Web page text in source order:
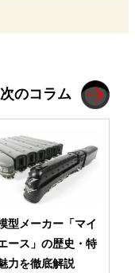
次のコラム
型メーカー「マイ
ース」の歴史・特
力を徹底解説